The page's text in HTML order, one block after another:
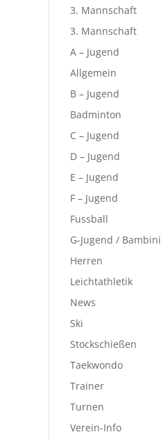
3. Mannschaft
3. Mannschaft
A – Jugend
Allgemein
B – Jugend
Badminton
C – Jugend
D – Jugend
E – Jugend
F – Jugend
Fussball
G-Jugend / Bambini
Herren
Leichtathletik
News
Ski
Stockschießen
Taekwondo
Trainer
Turnen
Verein-Info